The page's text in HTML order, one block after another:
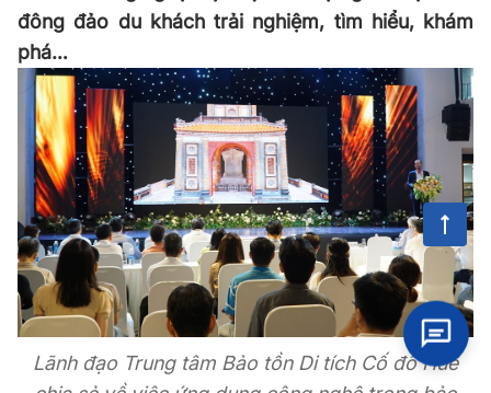
đông đảo du khách trải nghiệm, tìm hiểu, khám
phá…
Lãnh đạo Trung tâm Bảo tồn Di tích Cố đô Huế